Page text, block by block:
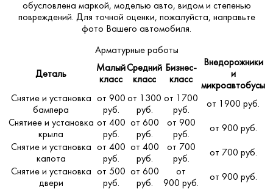
обусловлена маркой, моделью авто, видом и степенью
повреждений. Для точной оценки, пожалуйста, направьте
фото Вашего автомобиля.
Арматурные работы
Деталь
Малый
класс
Средний
класс
Бизнес-
класс
Внедорожники
и
микроавтобусы
Снятие и установка
бампера
от 900
руб.
от 1300
руб.
от 1700
руб.
от 1900 руб.
Снятиее и установка
крыла
от 400
руб.
от 600
руб.
от 900
руб.
от 900 руб.
Снятие и установка
капота
от 400
руб.
от 400
руб.
от 700
руб.
от 700 руб.
Снятие и установка
двери
от 500
руб.
от 600
руб.
от
900 руб.
от 900 руб.